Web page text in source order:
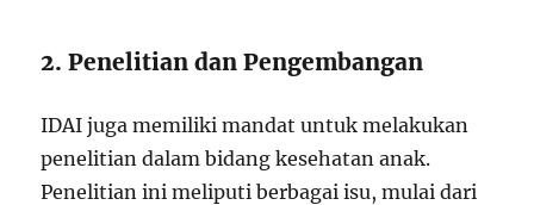
2. Penelitian dan Pengembangan
IDAI juga memiliki mandat untuk melakukan
penelitian dalam bidang kesehatan anak.
Penelitian ini meliputi berbagai isu, mulai dari